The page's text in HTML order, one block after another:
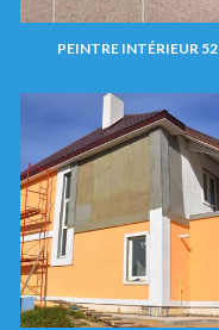
PEINTRE INTÉRIEUR 52